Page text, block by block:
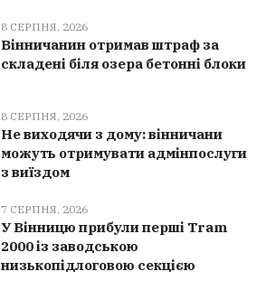
8 СЕРПНЯ, 2026
Вінничанин отримав штраф за
складені біля озера бетонні блоки
8 СЕРПНЯ, 2026
Не виходячи з дому: вінничани
можуть отримувати адмінпослуги
з виїздом
7 СЕРПНЯ, 2026
У Вінницю прибули перші Tram
2000 із заводською
низькопідлоговою секцією